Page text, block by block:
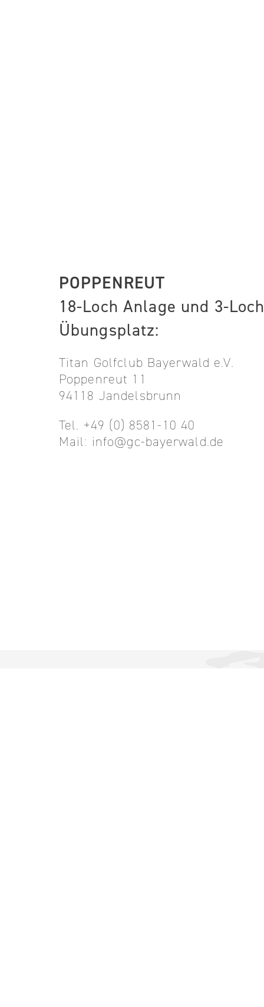
POPPENREUT
18-Loch Anlage und 3-
Übungsplatz:
Titan Golfclub Bayerwald e.V.
Poppenreut 11
94118 Jandelsbrunn
Tel. +49 (0) 8581-10 40
Mail: info@gc-bayerwald.de